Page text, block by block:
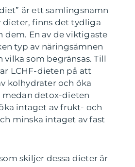
är ett samlingsnamn
dieter, finns det tydliga
dem. En av de viktigaste
typ av näringsämnen
vilka som begränsas. Till
LCHF-dieten på att
kolhydrater och öka
detox-dieten
intaget av frukt- och
minska intaget av fast
skiljer dessa dieter är